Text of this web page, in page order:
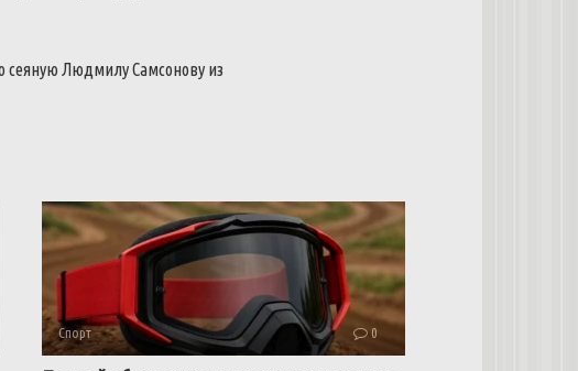
сеяную Людмилу Самсонову из
Спорт 0